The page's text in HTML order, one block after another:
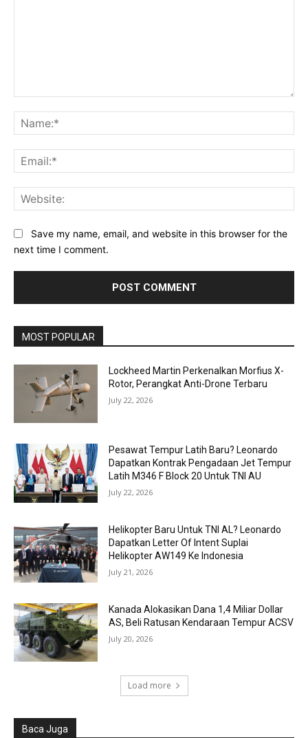
Save my name, email, and website in this browser for the
next time I comment.
MOST POPULAR
Lockheed Martin Perkenalkan Morfius X-
Rotor, Perangkat Anti-Drone Terbaru
July 22, 2026
Pesawat Tempur Latih Baru? Leonardo
Dapatkan Kontrak Pengadaan Jet Tempur
Latih M346 F Block 20 Untuk TNI AU
July 22, 2026
Helikopter Baru Untuk TNI AL? Leonardo
Dapatkan Letter Of Intent Suplai
Helikopter AW149 Ke Indonesia
July 21, 2026
Kanada Alokasikan Dana 1,4 Miliar Dollar
AS, Beli Ratusan Kendaraan Tempur ACSV
July 20, 2026
Load more
Baca Juga